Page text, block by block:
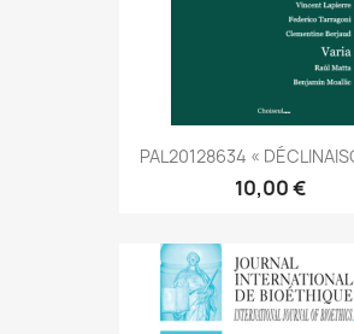
PAL20128634 «
10,00 €